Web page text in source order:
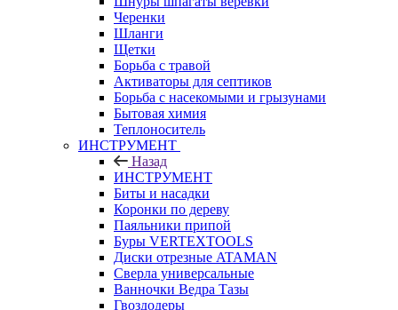
Черенки
Шланги
Щетки
Борьба с травой
Активаторы для септиков
Борьба с насекомыми и грызунами
Бытовая химия
Теплоноситель
ИНСТРУМЕНТ
Назад
ИНСТРУМЕНТ
Биты и насадки
Коронки по дереву
Паяльники припой
Буры VERTEXTOOLS
Диски отрезные ATAMAN
Сверла универсальные
Ванночки Ведра Тазы
Гвоздодеры